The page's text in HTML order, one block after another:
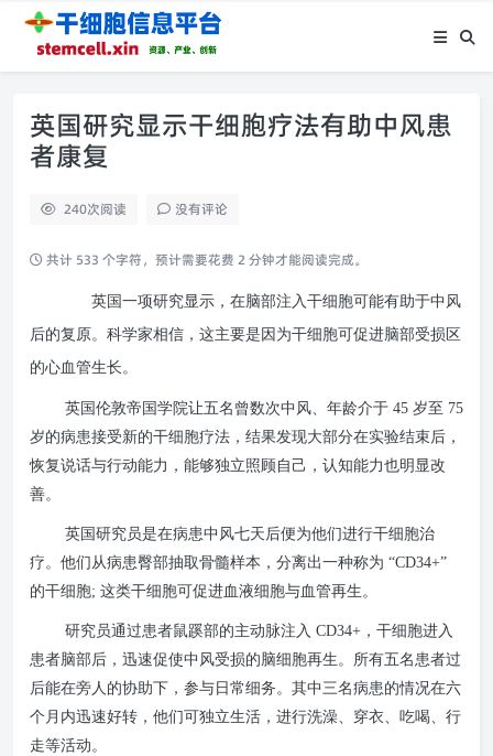
英国研究显示干细胞疗法有助中风患
者康复
240次阅读 没有评论
共计 533 个字符，预计需要花费 2 分钟才能阅读完成。
英国一项研究显示，在脑部注入干细胞可能有助于中风
后的复原。科学家相信，这主要是因为干细胞可促进脑部受损区
的心血管生长。
英国伦敦帝国学院让五名曾数次中风、年龄介于 45 岁至 75
岁的病患接受新的干细胞疗法，结果发现大部分在实验结束后，
恢复说话与行动能力，能够独立照顾自己，认知能力也明显改
善。
英国研究员是在病患中风七天后便为他们进行干细胞治
疗。他们从病患臀部抽取骨髓样本，分离出一种称为 “CD34+”
的干细胞; 这类干细胞可促进血液细胞与血管再生。
研究员通过患者鼠蹊部的主动脉注入 CD34+，干细胞进入
患者脑部后，迅速促使中风受损的脑细胞再生。所有五名患者过
后能在旁人的协助下，参与日常细务。其中三名病患的情况在六
个月内迅速好转，他们可独立生活，进行洗澡、穿衣、吃喝、行
走等活动。